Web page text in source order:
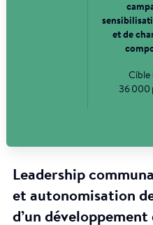
et de
Cible
36 000
Leadership
et autonomisation
d’un